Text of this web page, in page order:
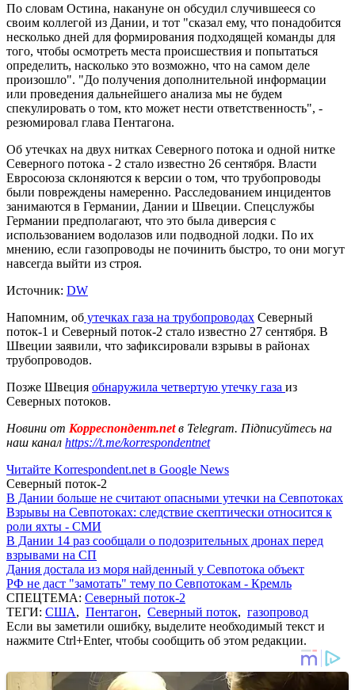
По словам Остина, накануне он обсудил случившееся со
своим коллегой из Дании, и тот "сказал ему, что понадобится
несколько дней для формирования подходящей команды для
того, чтобы осмотреть места происшествия и попытаться
определить, насколько это возможно, что на самом деле
произошло". "До получения дополнительной информации
или проведения дальнейшего анализа мы не будем
спекулировать о том, кто может нести ответственность", -
резюмировал глава Пентагона.
Об утечках на двух нитках Северного потока и одной нитке
Северного потока - 2 стало известно 26 сентября. Власти
Евросоюза склоняются к версии о том, что трубопроводы
были повреждены намеренно. Расследованием инцидентов
занимаются в Германии, Дании и Швеции. Спецслужбы
Германии предполагают, что это была диверсия с
использованием водолазов или подводной лодки. По их
мнению, если газопроводы не починить быстро, то они могут
навсегда выйти из строя.
Источник: DW
Напомним, об утечках газа на трубопроводах Северный
поток-1 и Северный поток-2 стало известно 27 сентября. В
Швеции заявили, что зафиксировали взрывы в районах
трубопроводов.
Позже Швеция обнаружила четвертую утечку газа из
Северных потоков.
Новини от Корреспондент.netв Telegram. Підписуйтесь на
наш канал https://t.me/korrespondentnet
Читайте Korrespondent.net в Google News
Северный поток-2
В Дании больше не считают опасными утечки на Севпотоках
Взрывы на Севпотоках: следствие скептически относится к
роли яхты - СМИ
В Дании 14 раз сообщали о подозрительных дронах перед
взрывами на СП
Дания достала из моря найденный у Севпотока объект
РФ не даст "замотать" тему по Севпотокам - Кремль
СПЕЦТЕМА: Северный поток-2
ТЕГИ: США, Пентагон, Северный поток, газопровод
Если вы заметили ошибку, выделите необходимый текст и
нажмите Ctrl+Enter, чтобы сообщить об этом редакции.